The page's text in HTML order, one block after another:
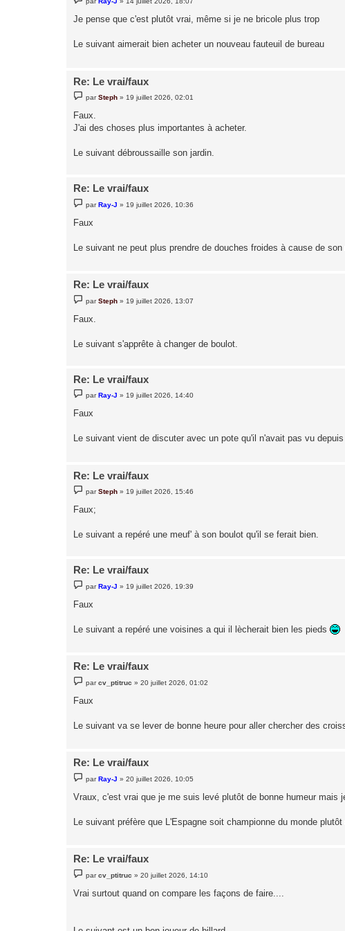
e
e
Je pense que c'est plutôt vrai, même si je ne bricole plus trop
Le suivant aimerait bien acheter un nouveau fauteuil de bureau
Re: Le vrai/faux
e
s
a
parSteph » 19 juillet 2026, 02:01
Faux.
J'ai des choses plus importantes à acheter.
Le suivant débroussaille son jardin.
Re: Le vrai/faux
e
s
e
parRay-J » 19 juillet 2026, 10:36
Faux
Le suivant ne peut plus prendre de douches froides à cause de son
Re: Le vrai/faux
e
s
e
parSteph » 19 juillet 2026, 13:07
Faux.
Le suivant s'apprête à changer de boulot.
Re: Le vrai/faux
e
s
e
parRay-J » 19 juillet 2026, 14:40
Faux
Le suivant vient de discuter avec un pote qu'il n'avait pas vu
Re: Le vrai/faux
e
s
e
parSteph » 19 juillet 2026, 15:46
Faux;
Le suivant a repéré une meuf' à son boulot qu'il se ferait bien.
Re: Le vrai/faux
e
s
e
parRay-J » 19 juillet 2026, 19:39
Faux
Le suivant a repéré une voisines a qui il lècherait bien les pieds
Re: Le vrai/faux
e
s
e
parcv_ptitruc »20 juillet 2026, 01:02
Faux
Le suivant va se lever de bonne heure pour aller chercher des
Re: Le vrai/faux
e
s
e
parRay-J »20 juillet 2026, 10:05
Vraux, c'est vrai que je me suis levé plutôt de bonne humeur mais
Le suivant préfère que L'Espagne soit championne du monde plutôt
Re: Le vrai/faux
e
s
parcv_ptitruc »20 juillet 2026, 14:10
Vrai surtout quand on compare les façons de faire....